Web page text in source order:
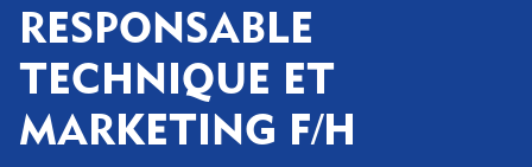
RESPONSABLE
TECHNIQUE ET
MARKETING F/H